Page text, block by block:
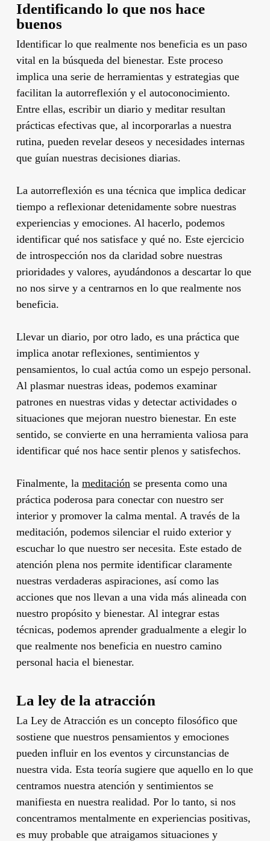
Identificando lo que nos hace
buenos
Identificar lo que realmente nos beneficia es un paso
vital en la búsqueda del bienestar. Este proceso
implica una serie de herramientas y estrategias que
facilitan la autorreflexión y el autoconocimiento.
Entre ellas, escribir un diario y meditar resultan
prácticas efectivas que, al incorporarlas a nuestra
rutina, pueden revelar deseos y necesidades internas
que guían nuestras decisiones diarias.
La autorreflexión es una técnica que implica dedicar
tiempo a reflexionar detenidamente sobre nuestras
experiencias y emociones. Al hacerlo, podemos
identificar qué nos satisface y qué no. Este ejercicio
de introspección nos da claridad sobre nuestras
prioridades y valores, ayudándonos a descartar lo que
no nos sirve y a centrarnos en lo que realmente nos
beneficia.
Llevar un diario, por otro lado, es una práctica que
implica anotar reflexiones, sentimientos y
pensamientos, lo cual actúa como un espejo personal.
Al plasmar nuestras ideas, podemos examinar
patrones en nuestras vidas y detectar actividades o
situaciones que mejoran nuestro bienestar. En este
sentido, se convierte en una herramienta valiosa para
identificar qué nos hace sentir plenos y satisfechos.
Finalmente, la meditación se presenta como una
práctica poderosa para conectar con nuestro ser
interior y promover la calma mental. A través de la
meditación, podemos silenciar el ruido exterior y
escuchar lo que nuestro ser necesita. Este estado de
atención plena nos permite identificar claramente
nuestras verdaderas aspiraciones, así como las
acciones que nos llevan a una vida más alineada con
nuestro propósito y bienestar. Al integrar estas
técnicas, podemos aprender gradualmente a elegir lo
que realmente nos beneficia en nuestro camino
personal hacia el bienestar.
La ley de la atracción
La Ley de Atracción es un concepto filosófico que
sostiene que nuestros pensamientos y emociones
pueden influir en los eventos y circunstancias de
nuestra vida. Esta teoría sugiere que aquello en lo que
centramos nuestra atención y sentimientos se
manifiesta en nuestra realidad. Por lo tanto, si nos
concentramos mentalmente en experiencias positivas,
es muy probable que atraigamos situaciones y